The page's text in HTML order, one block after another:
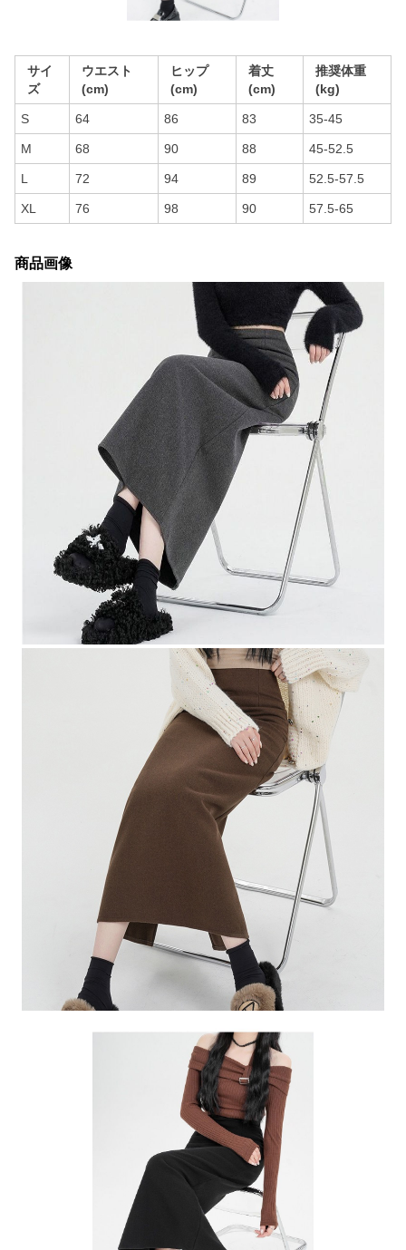
サイ
ズ
ウエスト
(cm)
ヒップ
(cm)
着丈
(cm)
推奨体重
(kg)
S 64 86 83 35-45
M 68 90 88 45-52.5
L 72 94 89 52.5-57.5
XL 76 98 90 57.5-65
商品画像